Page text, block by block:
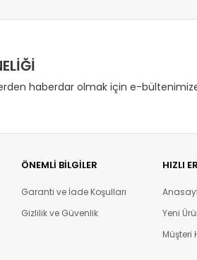
haberdar olmak için e-
ÖNEMLI BILGILER
Garanti ve İade Koşulları
Gizlilik ve Güvenlik
HIZLI
Yeni
Müşteri